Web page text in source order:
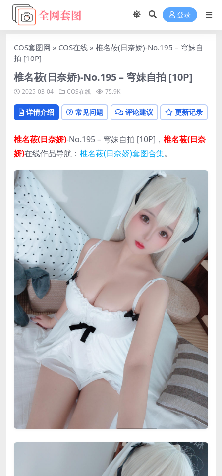
登录
COS套图网 » COS在线 » 椎名莜(日奈娇)-No.195 – 穹妹自
拍 [10P]
椎名莜(日奈娇)-No.195 – 穹妹自拍 [10P]
2025-03-04 COS在线 75.9K
详情介绍 常见问题 评论建议 更新记录
椎名莜(日奈娇)-No.195 – 穹妹自拍 [10P]， 椎名莜(日奈
娇)在线作品导航： 椎名莜(日奈娇)套图合集。